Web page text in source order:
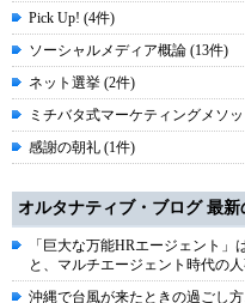
Pick Up! (4件)
ソーシャルメディア概論 (13件)
ネット選挙 (2件)
ミチバタ式マーケティングメソ
感謝の朝礼 (1件)
オルタナティブ・ブログ 最新
「巨大な万能HRエージェント」
と、マルチエージェント時代の
沖縄で台風が来たときの過ごし